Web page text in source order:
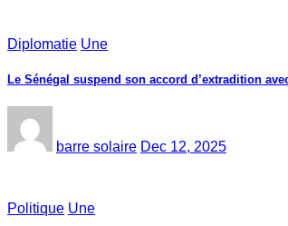
Diplomatie Une
Le Sénégal suspend son accord d’extradition
barre solaire Dec 12, 2025
Politique Une